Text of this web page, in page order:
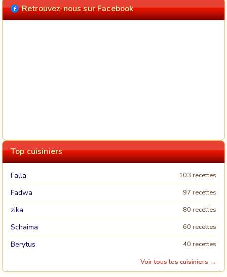
Retrouvez-nous sur Facebook
Top cuisiniers
Falla 103 recettes
Fadwa 97 recettes
zika 80 recettes
Schaima 60 recettes
Berytus
40 recettes
Voir tous les cuisiniers →